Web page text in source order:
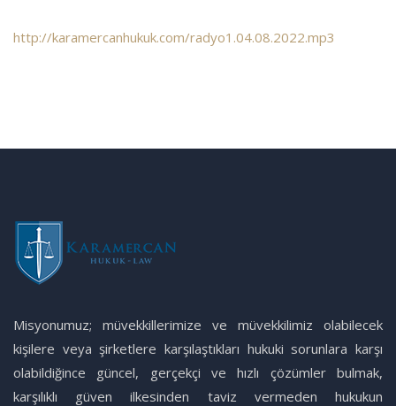
http://karamercanhukuk.com/radyo1.04.08.2022.mp3
Misyonumuz; müvekkillerimize ve müvekkilimiz olabilecek
kişilere veya şirketlere karşılaştıkları hukuki sorunlara karşı
olabildiğince güncel, gerçekçi ve hızlı çözümler bulmak,
karşılıklı güven ilkesinden taviz vermeden hukukun